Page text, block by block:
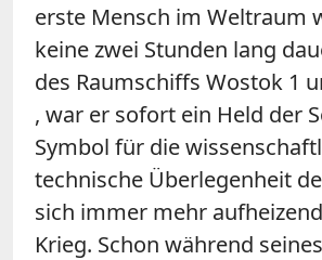
erste Mensch im Weltraum
keine zwei Stunden lang
des Raumschiffs Wostok 1
, war er sofort ein Held der
Symbol für die
technische Überlegenheit
sich immer mehr
Krieg. Schon während